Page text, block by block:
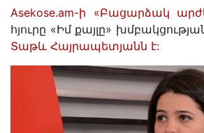
Asekose.am-ի «Բացարձակ
հյուրը «Իմ քայլը»
Տաթև Հայրապետյանն է: